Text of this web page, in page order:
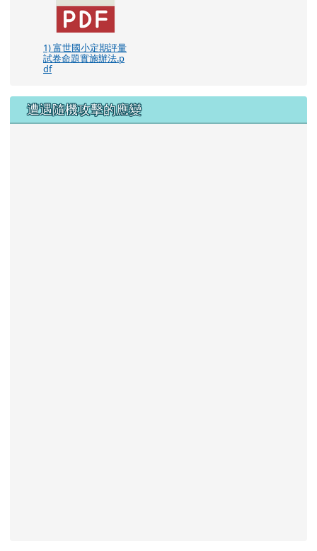
1) 富世國小定期評量
試卷命題實施辦法.p
df
遭遇隨機攻擊的應變